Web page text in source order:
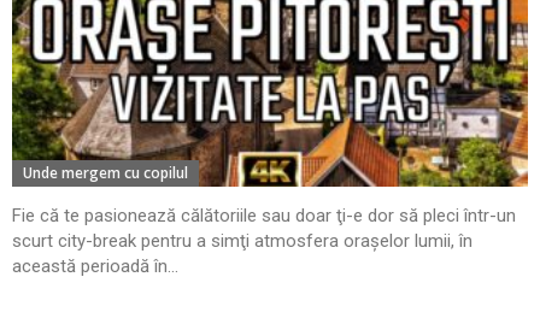
Unde mergem cu copilul
Fie că te pasionează călătoriile sau doar ţi-e dor să pleci într-un
scurt city-break pentru a simţi atmosfera oraşelor lumii, în
această perioadă în...